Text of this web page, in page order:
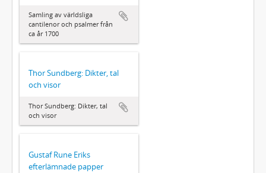
Samling av världsliga
cantilenor och psalmer från
ca år 1700
Thor Sundberg: Dikter, tal
och visor
Thor Sundberg: Dikter, tal
och visor
Gustaf Rune Eriks
efterlämnade papper